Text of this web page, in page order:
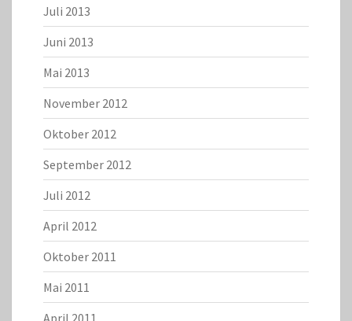
Juli 2013
Juni 2013
Mai 2013
November 2012
Oktober 2012
September 2012
Juli 2012
April 2012
Oktober 2011
Mai 2011